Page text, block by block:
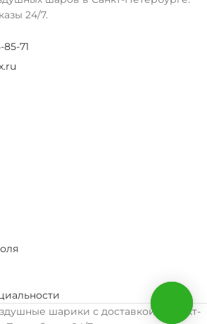
24/7.
85-71
шарики с доставкой в Санкт-